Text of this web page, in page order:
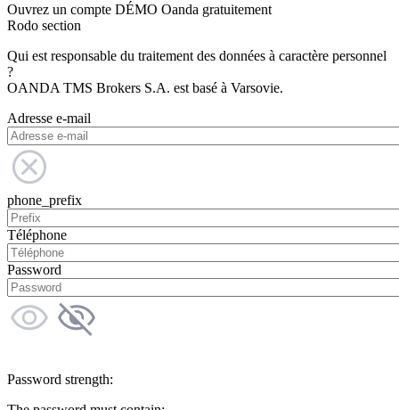
Ouvrez un compte DÉMO Oanda gratuitement
Rodo section
Qui est responsable du traitement des données à caractère personnel
?
OANDA TMS Brokers S.A. est basé à Varsovie.
Adresse e-mail
phone_prefix
Téléphone
Password
Password strength: